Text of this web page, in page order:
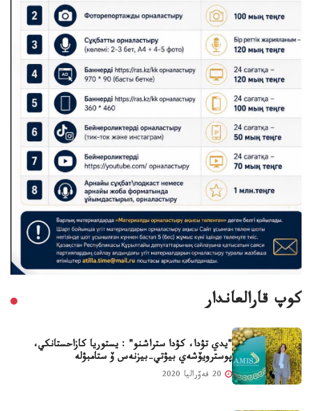
كوپ قارالعاندار
"يدي تۋدا، كۋدا ستراشنو" : يستوريا كازاحستانكي،
پوسترويۆشەي بيۋتي-بيزنەس ۆ ستامبۋلە